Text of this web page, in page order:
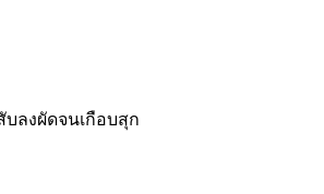
ลงผัดจนเกือบสุก